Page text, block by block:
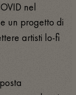
nel
un progetto di
artisti lo-fi